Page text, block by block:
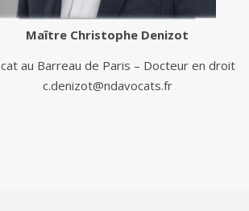
Maître Christophe Denizot
au Barreau de Paris – Docteur en droit
c.denizot@ndavocats.fr